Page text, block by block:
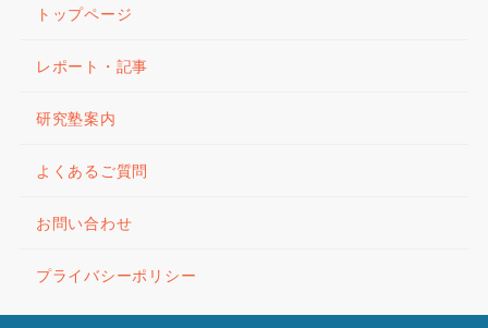
トップページ
レポート・記事
研究塾案内
よくあるご質問
お問い合わせ
プライバシーポリシー